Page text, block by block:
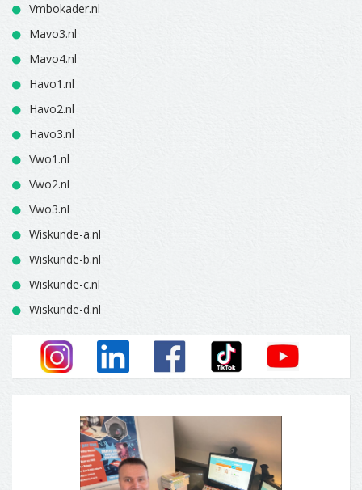
Vmbokader.nl
Mavo3.nl
Mavo4.nl
Havo1.nl
Havo2.nl
Havo3.nl
Vwo1.nl
Vwo2.nl
Vwo3.nl
Wiskunde-a.nl
Wiskunde-b.nl
Wiskunde-c.nl
Wiskunde-d.nl